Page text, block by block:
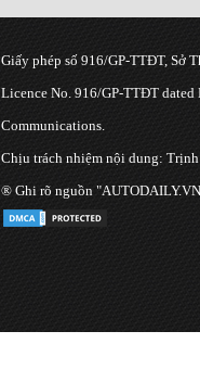
Giấy phép số 916/GP-TTĐT, Sở
Licence No. 916/GP-TTĐT
Communications.
Chịu trách nhiệm nội dung: Trịnh
® Ghi rõ nguồn